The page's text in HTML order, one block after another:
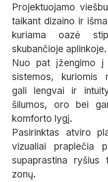
Projektuojamo
taikant dizaino ir
kuriama oazė
skubančioje aplinkoje.
Nuo pat įžengimo į
sistemos, kuriomis
gali lengvai ir
šilumos, oro bei
komforto lygį.
Pasirinktas atviro
vizualiai praplečia
supaprastina ryšius
zonų.